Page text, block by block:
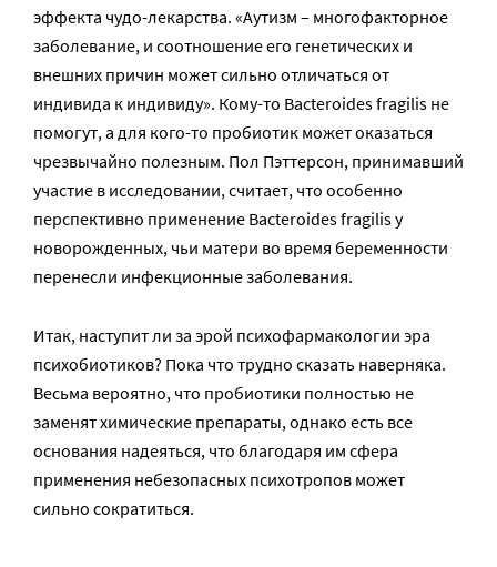
эффекта чудо-лекарства. «Аутизм – многофакторное
заболевание, и соотношение его генетических и
внешних причин может сильно отличаться от
индивида к индивиду». Кому-то Bacteroides fragilis не
помогут, а для кого-то пробиотик может оказаться
чрезвычайно полезным. Пол Пэттерсон, принимавший
участие в исследовании, считает, что особенно
перспективно применение Bacteroides fragilis у
новорожденных, чьи матери во время беременности
перенесли инфекционные заболевания.
Итак, наступит ли за эрой психофармакологии эра
психобиотиков? Пока что трудно сказать наверняка.
Весьма вероятно, что пробиотики полностью не
заменят химические препараты, однако есть все
основания надеяться, что благодаря им сфера
применения небезопасных психотропов может
сильно сократиться.